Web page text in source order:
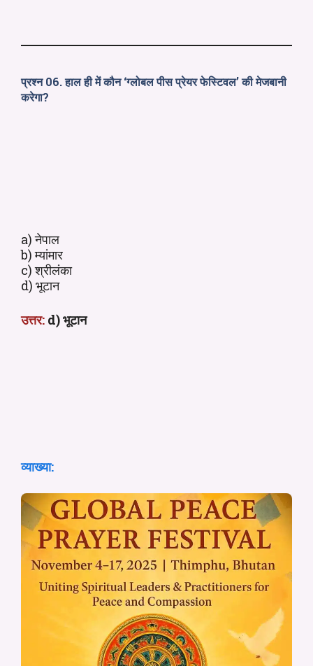
प्रश्न 06. हाल ही में कौन ‘ग्लोबल पीस प्रेयर फेस्टिवल’ की मेजबानी
करेगा?
a) नेपाल
b) म्यांमार
c) श्रीलंका
d) भूटान
उत्तर: d) भूटान
व्याख्या: